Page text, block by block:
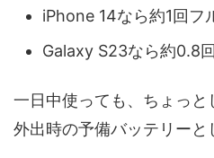
iPhone 14なら約1回フ
Galaxy S23なら約0.8
一日中使っても、ちょっと
外出時の予備バッテリーと